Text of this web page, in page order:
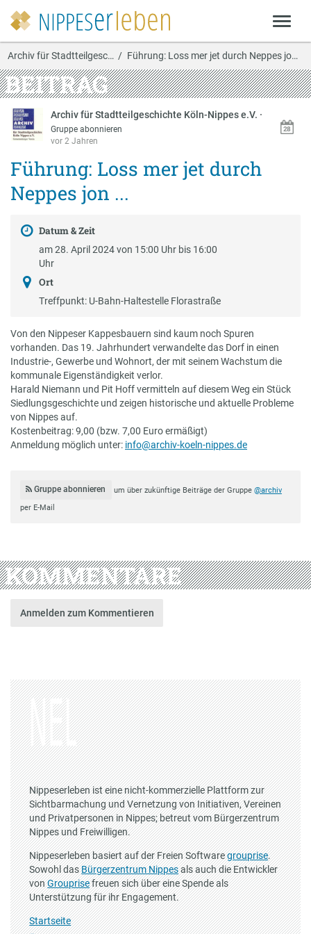
Archiv für Stadtteilgesc… Führung: Loss mer jet durch Neppes jon ...
BEITRAG
Archiv für Stadtteilgeschichte Köln-Nippes e.V. ·
Gruppe abonnieren
vor 2 Jahren
Führung: Loss mer jet durch
Neppes jon ...
Datum & Zeit
am 28. April 2024 von 15:00 Uhr bis 16:00
Uhr
Ort
Treffpunkt: U-Bahn-Haltestelle Florastraße
Von den Nippeser Kappesbauern sind kaum noch Spuren
vorhanden. Das 19. Jahrhundert verwandelte das Dorf in einen
Industrie-, Gewerbe und Wohnort, der mit seinem Wachstum die
kommunale Eigenständigkeit verlor.
Harald Niemann und Pit Hoff vermitteln auf diesem Weg ein Stück
Siedlungsgeschichte und zeigen historische und aktuelle Probleme
von Nippes auf.
Kostenbeitrag: 9,00 (bzw. 7,00 Euro ermäßigt)
Anmeldung möglich unter: info@archiv-koeln-nippes.de
Gruppe abonnieren um über zukünftige Beiträge der Gruppe @archiv
per E-Mail
KOMMENTARE
Anmelden zum Kommentieren
Nippeserleben ist eine nicht-kommerzielle Plattform zur
Sichtbarmachung und Vernetzung von Initiativen, Vereinen
und Privatpersonen in Nippes; betreut vom Bürgerzentrum
Nippes und Freiwilligen.
Nippeserleben basiert auf der Freien Softwaregrouprise.
Sowohl dasBürgerzentrum Nippesals auch die Entwickler
vonGrouprisefreuen sich über eine Spende als
Unterstützung für ihr Engagement.
Startseite